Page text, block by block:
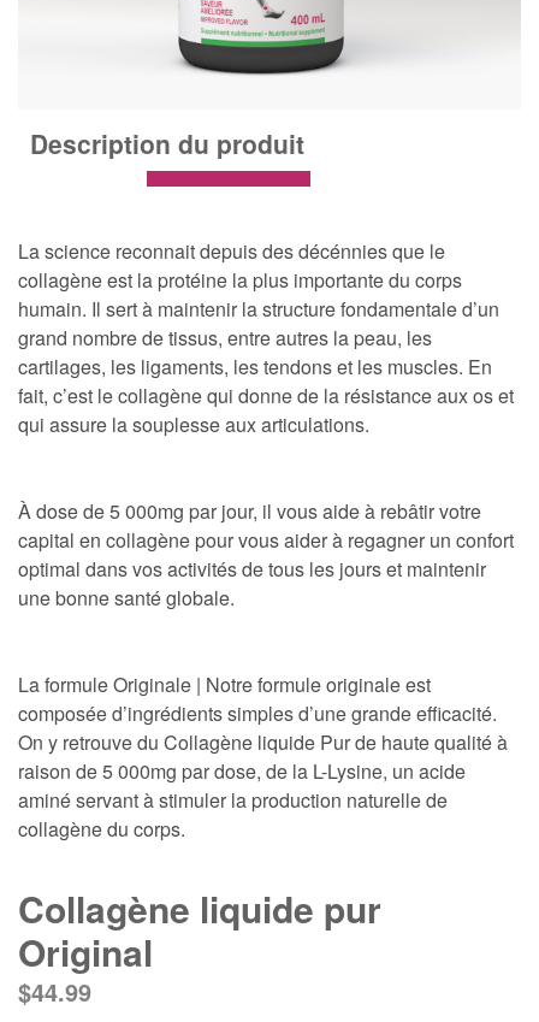
Description du produit
La science reconnait depuis des décénnies que le
collagène est la protéine la plus importante du corps
humain. Il sert à maintenir la structure fondamentale d’un
grand nombre de tissus, entre autres la peau, les
cartilages, les ligaments, les tendons et les muscles. En
fait, c’est le collagène qui donne de la résistance aux os et
qui assure la souplesse aux articulations.
À dose de 5 000mg par jour, il vous aide à rebâtir votre
capital en collagène pour vous aider à regagner un confort
optimal dans vos activités de tous les jours et maintenir
une bonne santé globale.
La formule Originale | Notre formule originale est
composée d’ingrédients simples d’une grande efficacité.
On y retrouve du Collagène liquide Pur de haute qualité à
raison de 5 000mg par dose, de la L-Lysine, un acide
aminé servant à stimuler la production naturelle de
collagène du corps.
Collagène liquide pur
Original
$44.99